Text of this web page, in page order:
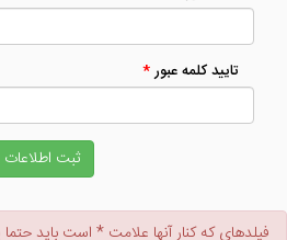
تاييد كلمه عبور*
ثبت اطلاعات
فيلدهاي كه كنار آنها علامت * است بايد